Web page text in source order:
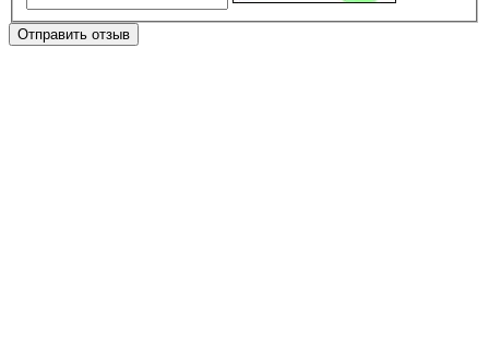
Отправить отзыв